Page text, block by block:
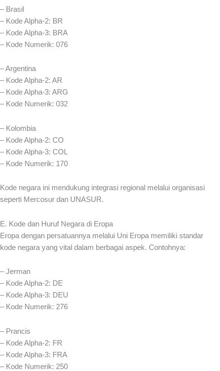
– Brasil
– Kode Alpha-2: BR
– Kode Alpha-3: BRA
– Kode Numerik: 076
– Argentina
– Kode Alpha-2: AR
– Kode Alpha-3: ARG
– Kode Numerik: 032
– Kolombia
– Kode Alpha-2: CO
– Kode Alpha-3: COL
– Kode Numerik: 170
Kode negara ini mendukung integrasi regional melalui organisasi
seperti Mercosur dan UNASUR.
E. Kode dan Huruf Negara di Eropa
Eropa dengan persatuannya melalui Uni Eropa memiliki standar
kode negara yang vital dalam berbagai aspek. Contohnya:
– Jerman
– Kode Alpha-2: DE
– Kode Alpha-3: DEU
– Kode Numerik: 276
– Prancis
– Kode Alpha-2: FR
– Kode Alpha-3: FRA
– Kode Numerik: 250